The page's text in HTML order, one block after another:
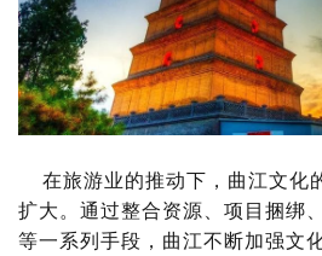
在旅游业的推动下，曲江文化
扩大。通过整合资源、项目捆绑
等一系列手段，曲江不断加强文